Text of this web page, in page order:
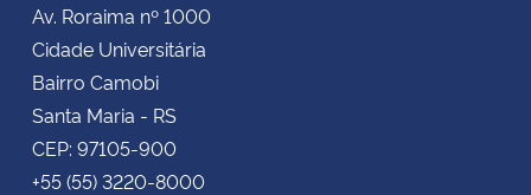
Av. Roraima nº 1000
Cidade Universitária
Bairro Camobi
Santa Maria - RS
CEP: 97105-900
+55 (55) 3220-8000